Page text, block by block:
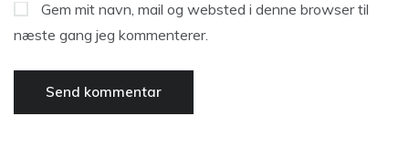
Gem mit navn, mail og websted i denne browser til
næste gang jeg kommenterer.